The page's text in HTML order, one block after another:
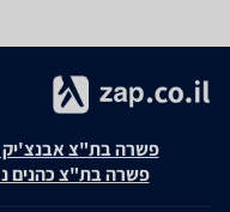
פשרה בת"צ אבנצ'יק נ' זאפ
פשרה בת"צ כהנים נ' זאפ